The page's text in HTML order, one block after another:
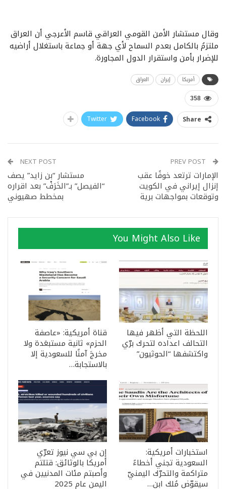
وقال مستشار الأمن القومي العراقي قاسم الأعرجي أن العراق
ملتزمُ بالكامل بعدم السماح لأي جهة أو جماعة باستغلال أراضيه
للإضرار بأمن واستقرار الدول المجاورة.
أمريكا إيران العراق
358
Share
Facebook
Twitter
الإمارات ترتعد خوفًا عقب
إنزال إيراني في الكويت
وتوقعات بمواجهات برية
NEXT POST
مستشار “بن زايد” يصف
“الفيصل” بـ”الخَرَفْ” بعد اقراره
بمخطط صهيوني
You Might Also Like
اللحظة التي أظهر فيها
التحالف اعداده لتحرك برّي
واكتشفها “الحوثيون”
قناة أمريكية: «عاصفة
الحزم» ثانية مستبعَدة ولا
مخرجَ آمنًا للسعودية إلا
بالاستجابة…
استخبارات أمريكية:
السعودية تجني أخطاءً
متراكمة والتحرّك اليمنيّ
سيقوّض مُلك ابن…
إن بي سي نيوز تعرّي
أمريكا بالوثائق: قتلتم
وأصبتم مئات المدنيين في
اليمن عام 2025